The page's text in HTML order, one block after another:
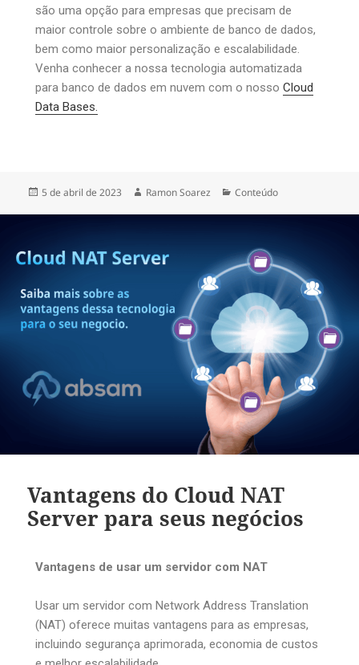
são uma opção para empresas que precisam de
maior controle sobre o ambiente de banco de dados,
bem como maior personalização e escalabilidade.
Venha conhecer a nossa tecnologia automatizada
para banco de dados em nuvem com o nossoCloud
Data Bases.
5 de abril de 2023 Ramon Soarez Conteúdo
Vantagens do Cloud NAT
Server para seus negócios
Vantagens de usar um servidor com NAT
Usar um servidor com Network Address Translation
(NAT) oferece muitas vantagens para as empresas,
incluindo segurança aprimorada, economia de custos